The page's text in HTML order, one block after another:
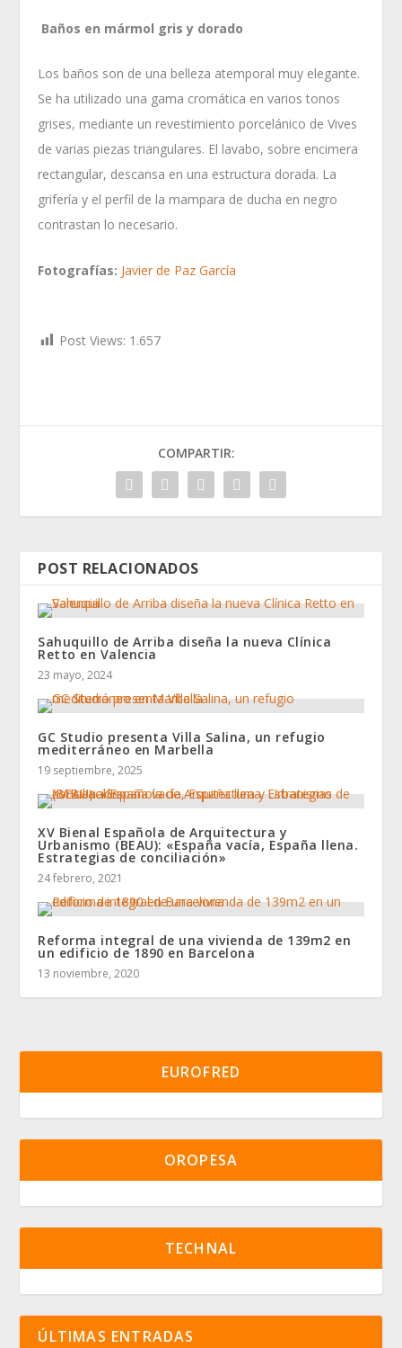
Baños en mármol gris y dorado
Los baños son de una belleza atemporal muy elegante.
Se ha utilizado una gama cromática en varios tonos
grises, mediante un revestimiento porcelánico de Vives
de varias piezas triangulares. El lavabo, sobre encimera
rectangular, descansa en una estructura dorada. La
grifería y el perfil de la mampara de ducha en negro
contrastan lo necesario.
Fotografías: Javier de Paz García
Post Views: 1.657
COMPARTIR:
POST RELACIONADOS
Sahuquillo de Arriba diseña la nueva Clínica
Retto en Valencia
23 mayo, 2024
GC Studio presenta Villa Salina, un refugio
mediterráneo en Marbella
19 septiembre, 2025
XV Bienal Española de Arquitectura y
Urbanismo (BEAU): «España vacía, España llena.
Estrategias de conciliación»
24 febrero, 2021
Reforma integral de una vivienda de 139m2 en
un edificio de 1890 en Barcelona
13 noviembre, 2020
EUROFRED
OROPESA
TECHNAL
ÚLTIMAS ENTRADAS